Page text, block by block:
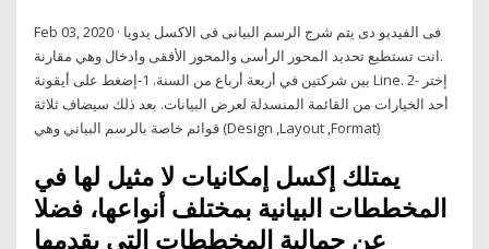
Feb 03, 2020 · فى الفيديو دى يتم شرج الرسم البيانى فى الاكسل يدويا
.انت تستطيع تحديد المحور الرأسى والمحور الأفقى وادخال وهي مقارنة
بين شركتين في أربعة أرباع من السنة. 1-إضغط على أيقونة Line. 2- إختر
أحد الخيارات من القائمة المنسدلة لعرض البيانات. بعد ذلك سيضاف ثلاثة
قوائم خاصة بالرسم البياني وهي (Design ,Layout ,Format)
يمتلك إكسل إمكانيات لا مثيل لها في
المخططات البيانية بمختلف أنواعها، فضلا
عن جمالية المخططات التي يقدمها